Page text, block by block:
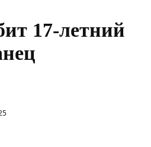
17-летний